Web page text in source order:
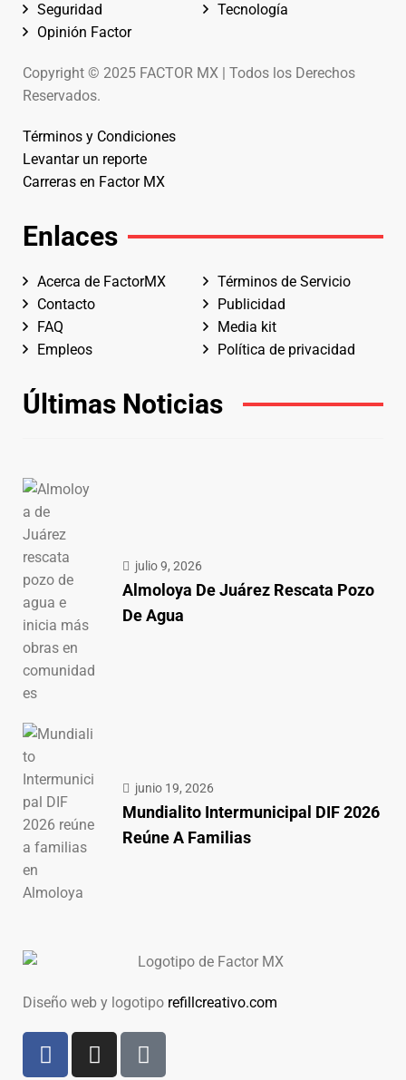
Seguridad
Tecnología
Opinión Factor
Copyright © 2025 FACTOR MX | Todos los Derechos
Reservados.
Términos y Condiciones
Levantar un reporte
Carreras en Factor MX
Enlaces
Acerca de FactorMX
Términos de Servicio
Contacto
Publicidad
FAQ
Media kit
Empleos
Política de privacidad
Últimas Noticias
julio 9, 2026
Almoloya De Juárez Rescata Pozo
De Agua
junio 19, 2026
Mundialito Intermunicipal DIF 2026
Reúne A Familias
Diseño web y logotipo refillcreativo.com